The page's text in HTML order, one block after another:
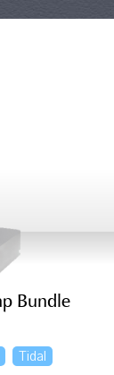
Bundle
Tidal